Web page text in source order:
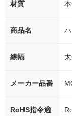
材質
商品名
線幅
メーカー品番
RoHS指令適